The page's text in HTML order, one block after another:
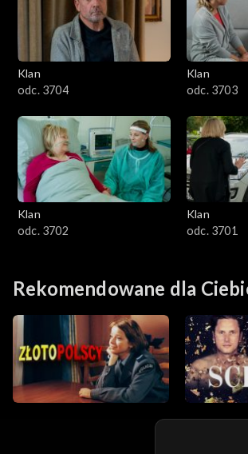
Klan
odc. 3704
Klan
odc. 3703
Klan
odc. 3702
Klan
odc. 3701
Rekomendowane dla